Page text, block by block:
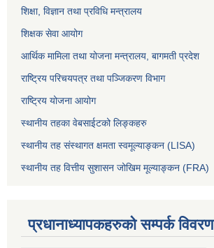
शिक्षा, विज्ञान तथा प्रविधि मन्त्रालय
शिक्षक सेवा आयोग
आर्थिक मामिला तथा योजना मन्त्रालय, बागमती प्रदेश
राष्ट्रिय परिचयपत्र तथा पञ्जिकरण विभाग
राष्ट्रिय योजना आयोग
स्थानीय तहका वेबसाईटको लिङ्कहरु
स्थानीय तह संस्थागत क्षमता स्वमूल्याङ्कन (LISA)
स्थानीय तह वित्तीय सुशासन जोखिम मूल्याङ्कन (FRA)
प्रधानाध्यापकहरुको सम्पर्क विवरण